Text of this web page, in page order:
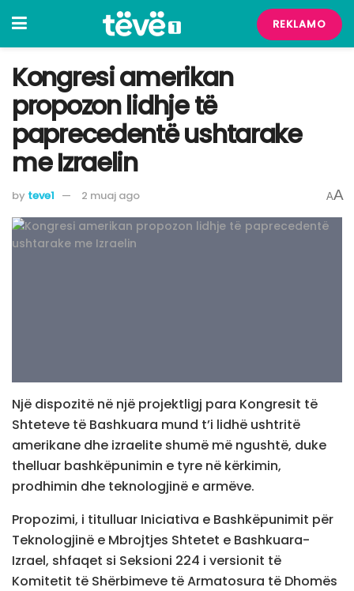
REKLAMO
Kongresi amerikan
propozon lidhje të
paprecedentë ushtarake
me Izraelin
by teve1 2 muaj ago AA
Një dispozitë në një projektligj para Kongresit të
Shteteve të Bashkuara mund t’i lidhë ushtritë
amerikane dhe izraelite shumë më ngushtë, duke
thelluar bashkëpunimin e tyre në kërkimin,
prodhimin dhe teknologjinë e armëve.
Propozimi, i titulluar Iniciativa e Bashkëpunimit për
Teknologjinë e Mbrojtjes Shtetet e Bashkuara-
Izrael, shfaqet si Seksioni 224 i versionit të
Komitetit të Shërbimeve të Armatosura të Dhomës